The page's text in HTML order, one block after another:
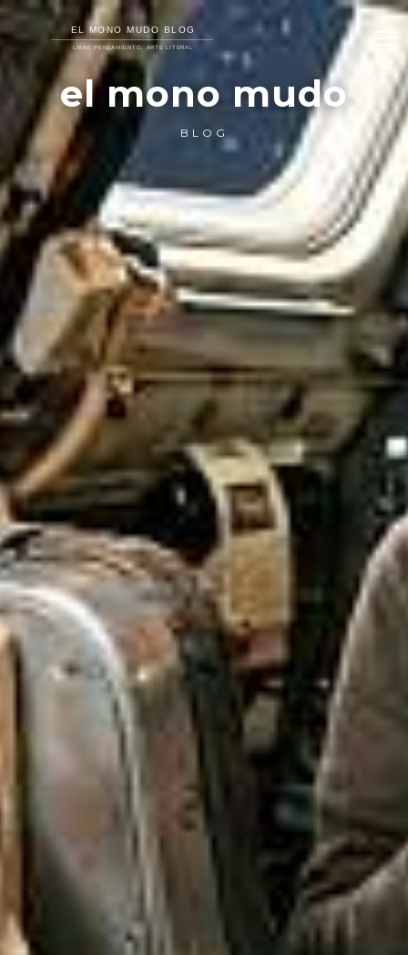
el mono mudo
BLOG